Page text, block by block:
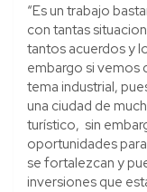
“Es un trabajo
con tantas
tantos acuerdos y
embargo si vemos
tema industrial,
una ciudad de
turístico, sin
oportunidades
se fortalezcan y
inversiones que